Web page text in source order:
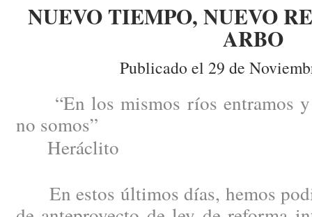
NUEVO TIEMPO, NUEVO
ARBO
Publicado el 29 de
“En los mismos ríos entramos y
no somos”
Heráclito
En estos últimos días, hemos